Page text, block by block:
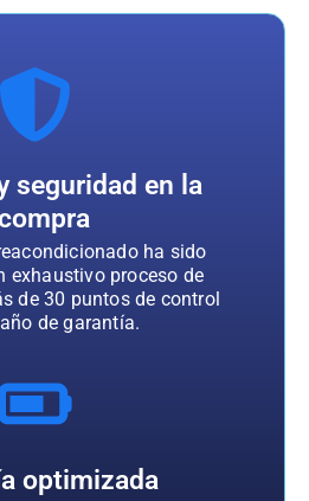
seguridad en la
ha sido
exhaustivo proceso de
de 30 puntos de control
de garantía.
optimizada